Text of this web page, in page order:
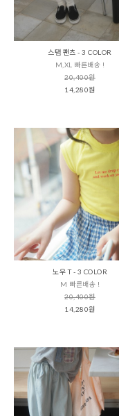
스탭 팬츠 - 3 COLOR
M,XL 빠른배송 !
20,400원
14,280원
노우 T - 3 COLOR
M 빠른배송 !
20,400원
14,280원